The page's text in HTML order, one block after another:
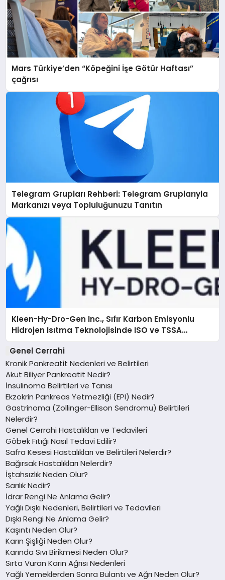
Mars Türkiye’den “Köpeğini İşe Götür Haftası”
çağrısı
Telegram Grupları Rehberi: Telegram Gruplarıyla
Markanızı veya Topluluğunuzu Tanıtın
Kleen-Hy-Dro-Gen Inc., Sıfır Karbon Emisyonlu
Hidrojen Isıtma Teknolojisinde ISO ve TSSA
Düzenleyici Onaylarını Aldı
Genel Cerrahi
Kronik Pankreatit Nedenleri ve Belirtileri
Akut Biliyer Pankreatit Nedir?
İnsülinoma Belirtileri ve Tanısı
Ekzokrin Pankreas Yetmezliği (EPI) Nedir?
Gastrinoma (Zollinger-Ellison Sendromu) Belirtileri
Nelerdir?
Genel Cerrahi Hastalıkları ve Tedavileri
Göbek Fıtığı Nasıl Tedavi Edilir?
Safra Kesesi Hastalıkları ve Belirtileri Nelerdir?
Bağırsak Hastalıkları Nelerdir?
İştahsızlık Neden Olur?
Sarılık Nedir?
İdrar Rengi Ne Anlama Gelir?
Yağlı Dışkı Nedenleri, Belirtileri ve Tedavileri
Dışkı Rengi Ne Anlama Gelir?
Kaşıntı Neden Olur?
Karın Şişliği Neden Olur?
Karında Sıvı Birikmesi Neden Olur?
Sırta Vuran Karın Ağrısı Nedenleri
Yağlı Yemeklerden Sonra Bulantı ve Ağrı Neden Olur?